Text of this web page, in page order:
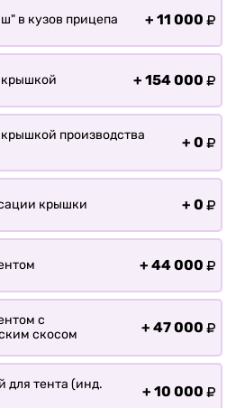
Контакты
Оплата
Доставка
в кузов прицепа + 11 000
крышкой + 154 000
производства
+ 0
крышки + 0
+ 44 000
с
скосом
+ 47 000
для тента (инд.
+ 10 000